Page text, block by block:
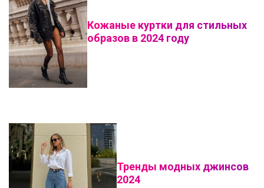
Кожаные куртки для стильных
образов в 2024 году
Тренды модных джинсов
2024